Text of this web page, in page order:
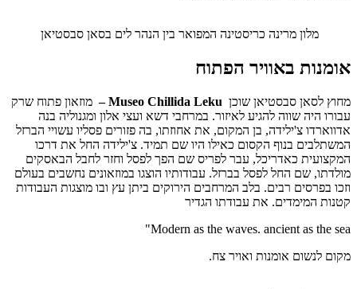
מלון מרינה כריסטינה המפואר בין הנהר לים בסאן סבסטיאן
אומנות באוויר הפתוח
מחוץ לסאן סבסטיאן שוכן Museo Chillida Leku –
מוזאון פתוח שרק
עבורו היה שווה להגיע לאיזור. במרחבי דשא ועצי אלון ומגנוליה בנה
אדווארדו צ'ילידה, בן המקום, את אחוזתו, בה פזורים פסליו עשויי הברזל
המשתלבים בנוף הקסום כאילו היו שם תמיד. צ'ילידה החל את דרכו
המקצועית כאדריכל, עבר לפריס שם הפך לפסל וחזר לחבל הבאסקים
מולדתו, שם החל לפסל בברזל. עבודותיו הוצגו במוזאונים נחשבים בעולם
וזכו בפרסים רבים. בלב המרחבים הירוקים ביתן עץ ובו מוצגות העבודות
קטנות המימדים. את עבודתו הגדיר
Modern as the waves. ancient as the sea"
מקום לנשום אומנות ואויר צח.